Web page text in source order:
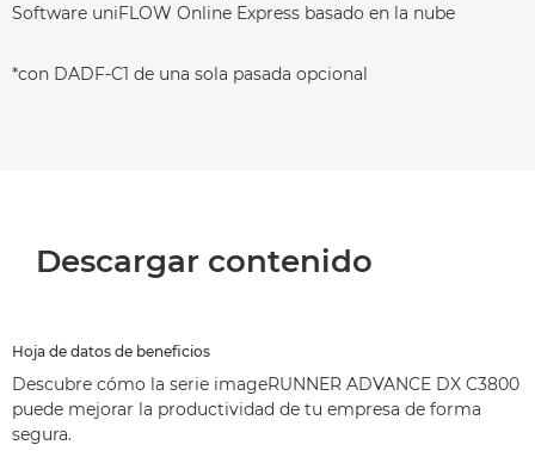
Software uniFLOW Online Express basado en la nube
*con DADF-C1 de una sola pasada opcional
Descargar contenido
Hoja de datos de beneficios
Descubre cómo la serie imageRUNNER ADVANCE DX C3800
puede mejorar la productividad de tu empresa de forma
segura.